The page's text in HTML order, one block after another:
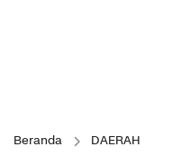
Beranda DAERAH